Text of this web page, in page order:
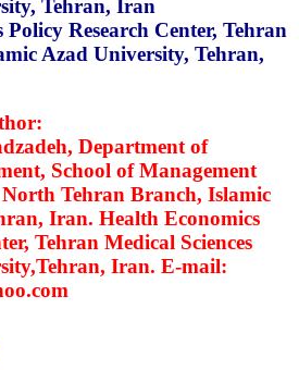
University, Tehran, Iran
Policy Research
Islamic Azad University,
Author:
Department of
School of
North Tehran Branch,
Tehran, Iran. Health
Center, Tehran Medical
University,Tehran, Iran. E-
0066